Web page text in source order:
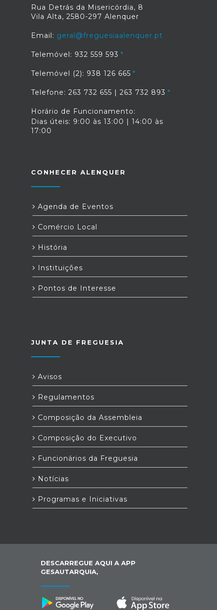
Rua Detrás da Misericórdia, 8
Vila Alta, 2580-297 Alenquer
Email: geral@freguesiaalenquer.pt
Telemóvel: 932 559 593
Telemóvel (2): 938 126 665
Telefone: 263 732 655 | 263 732 893
Horário de Funcionamento:
Dias úteis: 9:00 às 13:00 | 14:00 às
17:00
CONHECER ALENQUER
Agenda de Eventos
Comércio Local
História
Instituições
Pontos de Interesse
JUNTA DE FREGUESIA
Avisos
Regulamentos
Composição da Assembleia
Composição do Executivo
Funcionários da Freguesia
Notícias
Programas e Iniciativas
DESCARREGUE AQUI A APP
GESAUTARQUIA,